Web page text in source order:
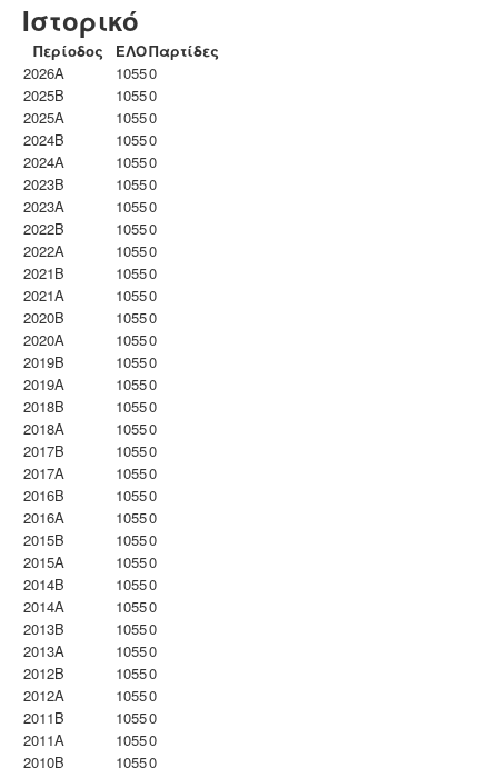
Ιστορικό
Περίοδος ΕΛΟΠαρτίδες
2026A
10550
2025B
10550
2025A
10550
2024B
10550
2024A
10550
2023B
10550
2023Α
10550
2022B
10550
2022A
10550
2021B
10550
2021A
10550
2020B
10550
2020A
10550
2019B
10550
2019A
10550
2018B
10550
2018A
10550
2017B
10550
2017A
10550
2016B
10550
2016A
10550
2015B
10550
2015A
10550
2014B
10550
2014A
10550
2013B
10550
2013A
10550
2012B
10550
2012A
10550
2011B
10550
2011A
10550
2010B
10550